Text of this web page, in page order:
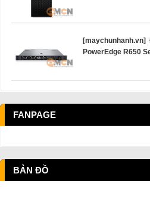
PowerEdge R650
FANPAGE
BẢN ĐỒ